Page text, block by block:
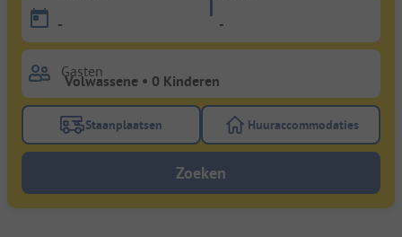
- -
Gasten
Gebruik de filterknop staanplaatsen om te zoeken
Staanplaatsen Gebruik de
Huuraccommodaties
Zoeken